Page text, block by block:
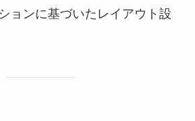
ョンに基づいたレイアウト設